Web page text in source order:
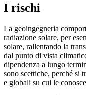
I rischi
La geoingegneria
radiazione solare, per
solare, rallentando la
dal punto di vista
dipendenza a lungo
sono scettiche, perché si
e globali su cui le